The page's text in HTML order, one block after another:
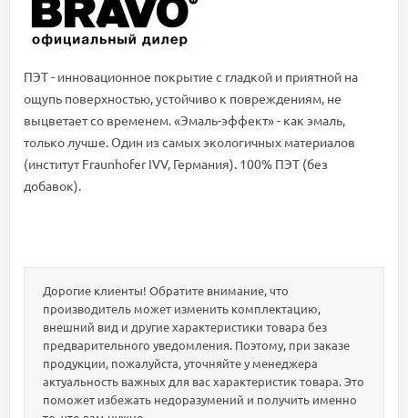
ПЭТ - инновационное покрытие c гладкой и приятной на
ощупь поверхностью, устойчиво к повреждениям, не
выцветает со временем. «Эмаль-эффект» - как эмаль,
только лучше. Один из самых экологичных материалов
(институт Fraunhofer IVV, Германия). 100% ПЭТ (без
добавок).
Дорогие клиенты! Обратите внимание, что
производитель может изменить комплектацию,
внешний вид и другие характеристики товара без
предварительного уведомления. Поэтому, при заказе
продукции, пожалуйста, уточняйте у менеджера
актуальность важных для вас характеристик товара. Это
поможет избежать недоразумений и получить именно